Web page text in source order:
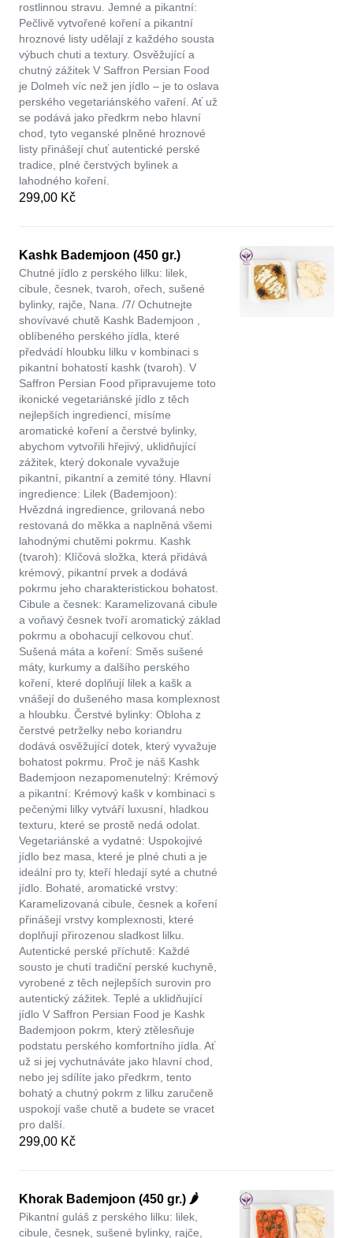
rostlinnou stravu. Jemné a pikantní:
Pečlivě vytvořené koření a pikantní
hroznové listy udělají z každého sousta
výbuch chuti a textury. Osvěžující a
chutný zážitek V Saffron Persian Food
je Dolmeh víc než jen jídlo – je to oslava
perského vegetariánského vaření. Ať už
se podává jako předkrm nebo hlavní
chod, tyto veganské plněné hroznové
listy přinášejí chuť autentické perské
tradice, plné čerstvých bylinek a
lahodného koření.
299,00 Kč
Kashk Bademjoon (450 gr.)
Chutné jídlo z perského lilku: lilek,
cibule, česnek, tvaroh, ořech, sušené
bylinky, rajče, Nana. /7/ Ochutnejte
shovívavé chutě Kashk Bademjoon ,
oblíbeného perského jídla, které
předvádí hloubku lilku v kombinaci s
pikantní bohatostí kashk (tvaroh). V
Saffron Persian Food připravujeme toto
ikonické vegetariánské jídlo z těch
nejlepších ingrediencí, mísíme
aromatické koření a čerstvé bylinky,
abychom vytvořili hřejivý, uklidňující
zážitek, který dokonale vyvažuje
pikantní, pikantní a zemité tóny. Hlavní
ingredience: Lilek (Bademjoon):
Hvězdná ingredience, grilovaná nebo
restovaná do měkka a naplněná všemi
lahodnými chutěmi pokrmu. Kashk
(tvaroh): Klíčová složka, která přidává
krémový, pikantní prvek a dodává
pokrmu jeho charakteristickou bohatost.
Cibule a česnek: Karamelizovaná cibule
a voňavý česnek tvoří aromatický základ
pokrmu a obohacují celkovou chuť.
Sušená máta a koření: Směs sušené
máty, kurkumy a dalšího perského
koření, které doplňují lilek a kašk a
vnášejí do dušeného masa komplexnost
a hloubku. Čerstvé bylinky: Obloha z
čerstvé petrželky nebo koriandru
dodává osvěžující dotek, který vyvažuje
bohatost pokrmu. Proč je náš Kashk
Bademjoon nezapomenutelný: Krémový
a pikantní: Krémový kašk v kombinaci s
pečenými lilky vytváří luxusní, hladkou
texturu, které se prostě nedá odolat.
Vegetariánské a vydatné: Uspokojivé
jídlo bez masa, které je plné chuti a je
ideální pro ty, kteří hledají syté a chutné
jídlo. Bohaté, aromatické vrstvy:
Karamelizovaná cibule, česnek a koření
přinášejí vrstvy komplexnosti, které
doplňují přirozenou sladkost lilku.
Autentické perské příchutě: Každé
sousto je chutí tradiční perské kuchyně,
vyrobené z těch nejlepších surovin pro
autentický zážitek. Teplé a uklidňující
jídlo V Saffron Persian Food je Kashk
Bademjoon pokrm, který ztělesňuje
podstatu perského komfortního jídla. Ať
už si jej vychutnáváte jako hlavní chod,
nebo jej sdílíte jako předkrm, tento
bohatý a chutný pokrm z lilku zaručeně
uspokojí vaše chutě a budete se vracet
pro další.
299,00 Kč
Khorak Bademjoon (450 gr.) 🌶️
Pikantní guláš z perského lilku: lilek,
cibule, česnek, sušené bylinky, rajče,